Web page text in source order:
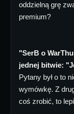
oddzielną grę
premium?
"SerB o
jednej bitwie:
Pytany był o to
wymówkę. Z
coś zrobić, to